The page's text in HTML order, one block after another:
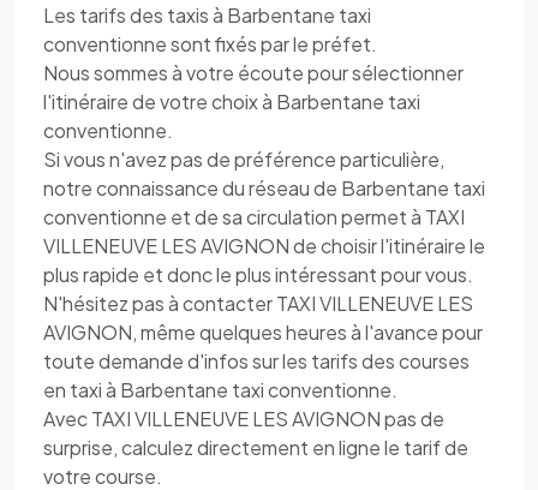
Les tarifs des taxis à Barbentane taxi
conventionne sont fixés par le préfet.
Nous sommes à votre écoute pour sélectionner
l'itinéraire de votre choix à Barbentane taxi
conventionne.
Si vous n'avez pas de préférence particulière,
notre connaissance du réseau de Barbentane taxi
conventionne et de sa circulation permet à TAXI
VILLENEUVE LES AVIGNON de choisir l'itinéraire le
plus rapide et donc le plus intéressant pour vous.
N'hésitez pas à contacter TAXI VILLENEUVE LES
AVIGNON, même quelques heures à l'avance pour
toute demande d'infos sur les tarifs des courses
en taxi à Barbentane taxi conventionne.
Avec TAXI VILLENEUVE LES AVIGNON pas de
surprise, calculez directement en ligne le tarif de
votre course.